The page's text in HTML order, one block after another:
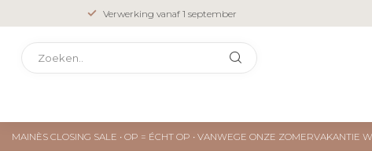
Verwerking vanaf 1 september
MAINÈS CLOSING SALE • OP = ÉCHT OP • VANWEGE ONZE ZOMERVAKANTIE